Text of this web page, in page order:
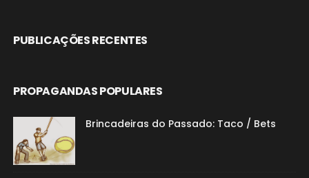
PUBLICAÇÕES RECENTES
PROPAGANDAS POPULARES
Brincadeiras do Passado: Taco / Bets